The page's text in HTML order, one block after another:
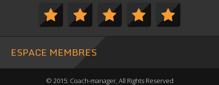
ESPACE MEMBRES
© 2015: Coach-manager, All Rights Reserved